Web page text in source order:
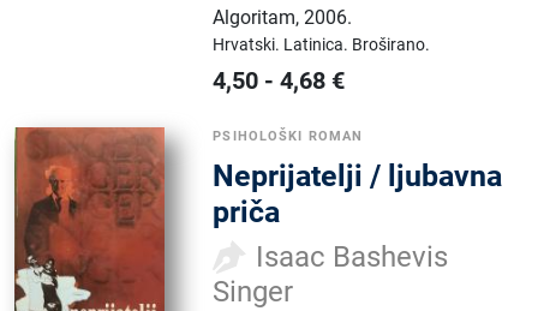
Algoritam,2006.
Hrvatski. Latinica. Broširano.
4,50 -4,68 €
PSIHOLOŠKI ROMAN
Neprijatelji / ljubavna
priča
Isaac Bashevis
Singer